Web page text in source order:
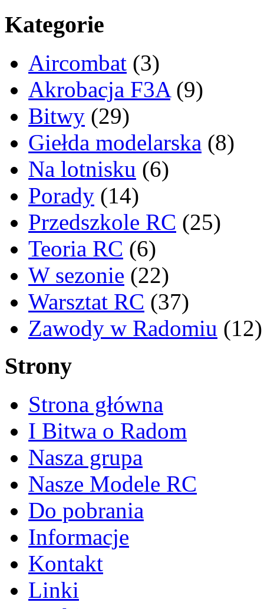
Kategorie
Aircombat (3)
Akrobacja F3A(9)
Bitwy (29)
Giełda modelarska (8)
Na lotnisku (6)
Porady (14)
Przedszkole RC (25)
Teoria RC (6)
W sezonie (22)
Warsztat RC (37)
Zawody w Radomiu (12)
Strony
Strona główna
I Bitwa o Radom
Nasza grupa
Nasze Modele RC
Do pobrania
Informacje
Kontakt
Linki